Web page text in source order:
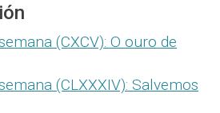
(CXCV): O ouro de
(CLXXXIV): Salvemos